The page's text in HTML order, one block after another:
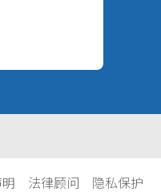
法律顾问 隐私保护